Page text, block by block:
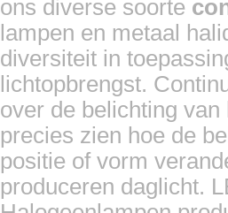
ons diverse soorte
lampen en metaal
diversiteit in
lichtopbrengst.
over de belichting
precies zien hoe de
positie of vorm
produceren daglicht.